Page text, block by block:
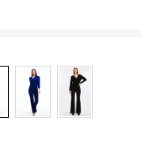
Atlet Crop & Büstiyer